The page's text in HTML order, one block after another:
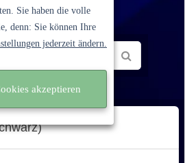
Sie haben die volle
denn: Sie können Ihre
jederzeit ändern.
akzeptieren